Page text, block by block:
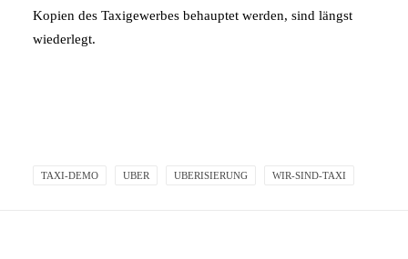
Kopien des Taxigewerbes behauptet werden, sind längst
wiederlegt.
TAXI-DEMO UBER UBERISIERUNG WIR-SIND-TAXI